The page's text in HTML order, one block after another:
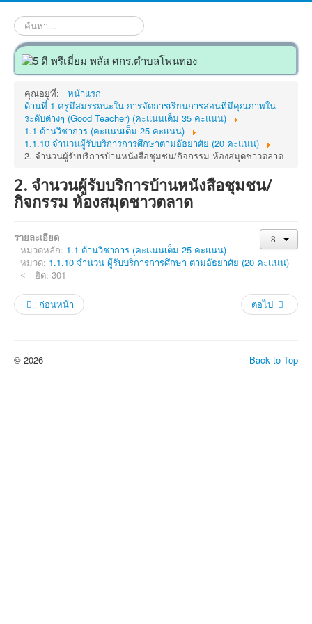
ค้นหา...
คุณอยู่ที่:
หน้าแรก
ด้านที่ 1 ครูมีสมรรถนะใน การจัดการเรียนการสอนที่มีคุณภาพใน
ระดับต่างๆ (Good Teacher) (คะแนนเต็ม 35 คะแนน)
1.1 ด้านวิชาการ (คะแนนเต็ม 25 คะแนน)
1.1.10 จำนวนผู้รับบริการการศึกษาตามอัธยาศัย (20 คะแนน)
2. จำนวนผู้รับบริการบ้านหนังสือชุมชน/กิจกรรม ห้องสมุดชาวตลาด
2. จำนวนผู้รับบริการบ้านหนังสือชุมชน/
กิจกรรม ห้องสมุดชาวตลาด
รายละเอียด
หมวดหลัก: 1.1 ด้านวิชาการ (คะแนนเต็ม 25 คะแนน)
หมวด: 1.1.10 จำนวน ผู้รับบริการการศึกษา ตามอัธยาศัย (20 คะแนน)
ฮิต: 301
ก่อนหน้า ต่อไป
Back to Top
© 2026